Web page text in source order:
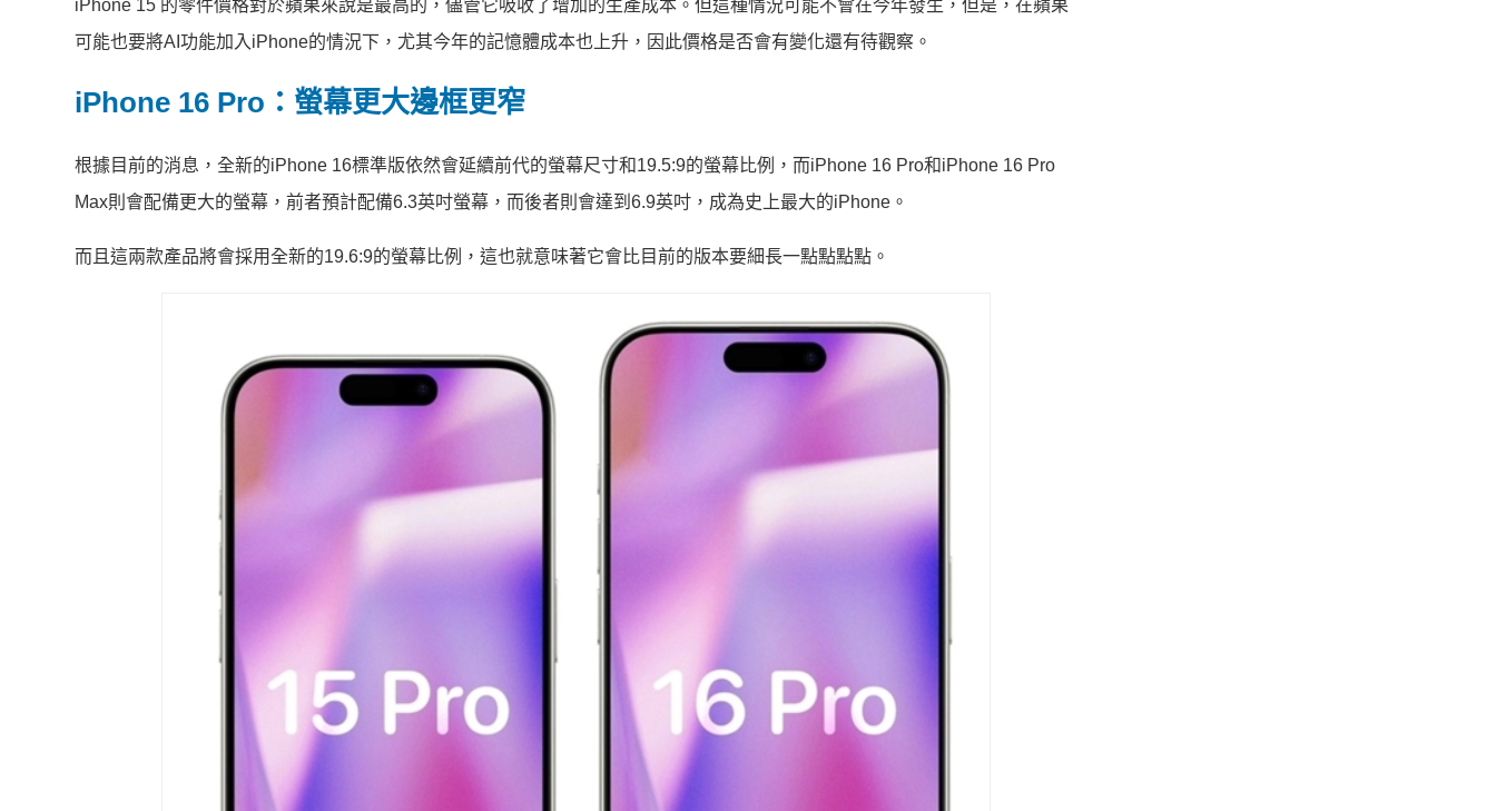
iPhone 15 的零件價格對於蘋果來說是最高的，儘管它吸收了增加的生產成本。但這種情況可能不會在今年發生，但是，在蘋果
可能也要將AI功能加入iPhone的情況下，尤其今年的記憶體成本也上升，因此價格是否會有變化還有待觀察。
iPhone 16 Pro：螢幕更大邊框更窄
根據目前的消息，全新的iPhone 16標準版依然會延續前代的螢幕尺寸和19.5:9的螢幕比例，而iPhone 16 Pro和iPhone 16 Pro
Max則會配備更大的螢幕，前者預計配備6.3英吋螢幕，而後者則會達到6.9英吋，成為史上最大的iPhone。
而且這兩款產品將會採用全新的19.6:9的螢幕比例，這也就意味著它會比目前的版本要細長一點點點點。